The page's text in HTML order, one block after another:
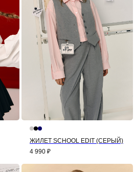
ЖИЛЕТ SCHOOL EDIT (СЕРЫЙ)
4 990 ₽